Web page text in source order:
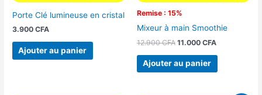
Porte Clé lumineuse en cristal
3.900CFA
Ajouter au panier
Remise : 15%
Mixeur à main Smoothie
12.900CFA 11.000 CFA
Ajouter au panier